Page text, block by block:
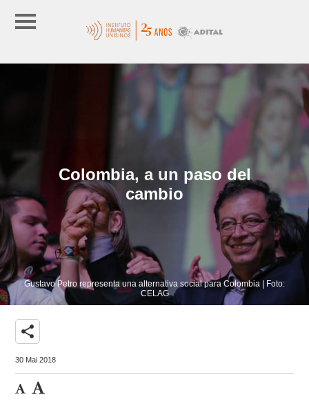
Colombia, a un paso del
cambio
Gustavo Petro representa una alternativa social para Colombia | Foto:
CELAG
share
30 Mai 2018